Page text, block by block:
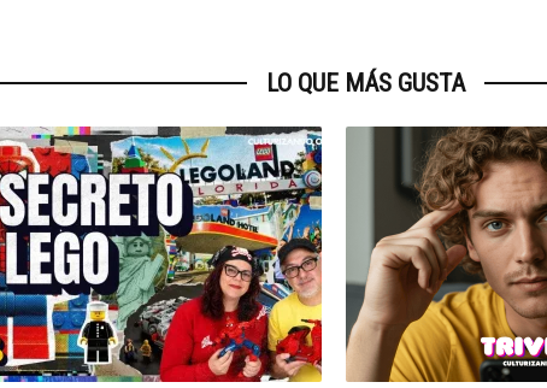
LO QUE MÁS GUSTA